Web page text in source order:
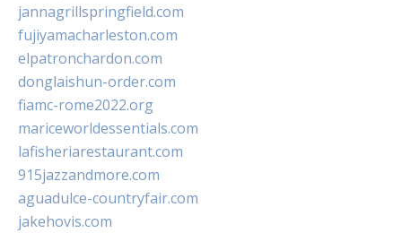
jannagrillspringfield.com
fujiyamacharleston.com
elpatronchardon.com
donglaishun-order.com
fiamc-rome2022.org
mariceworldessentials.com
lafisheriarestaurant.com
915jazzandmore.com
aguadulce-countryfair.com
jakehovis.com